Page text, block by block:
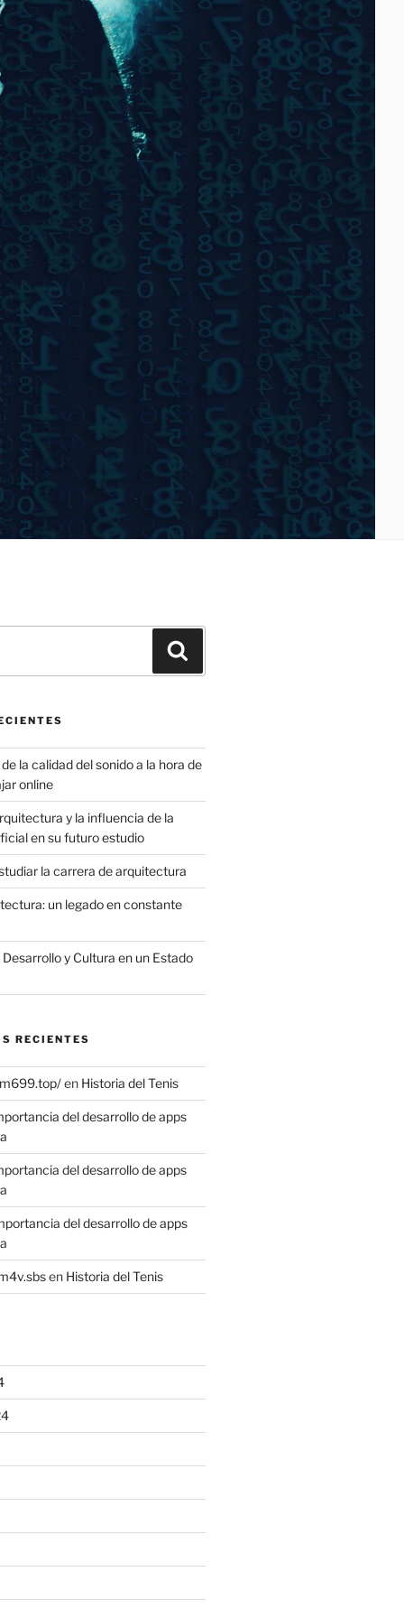
la calidad del sonido a la hora de
online
y la influencia de la
en su futuro estudio
la carrera de arquitectura
un legado en constante
y Cultura en un Estado
RECIENTES
en Historia del Tenis
del desarrollo de apps
del desarrollo de apps
del desarrollo de apps
en Historia del Tenis